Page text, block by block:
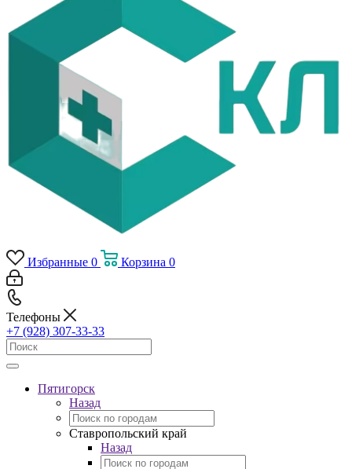
Избранные 0 Корзина 0
Телефоны
+7 (928) 307-33-33
Пятигорск
Назад
Ставропольский край
Назад